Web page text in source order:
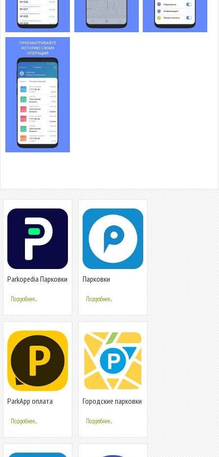
Parkopedia Парковки
Подробнее...
Парковки
Подробнее...
ParkApp оплата
Санкт-Петербурга
Подробнее...
Городские парковки
Подробнее...